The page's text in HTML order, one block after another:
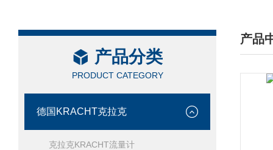
产品分类
PRODUCT CATEGORY
德国KRACHT克拉克
克拉克KRACHT流量计
产品
/